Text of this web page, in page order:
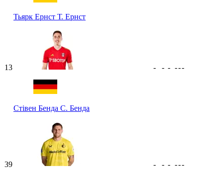
Тьярк Ернст Т. Ернст
13
Стівен Бенда С. Бенда
- - - ---
39 - - - ---